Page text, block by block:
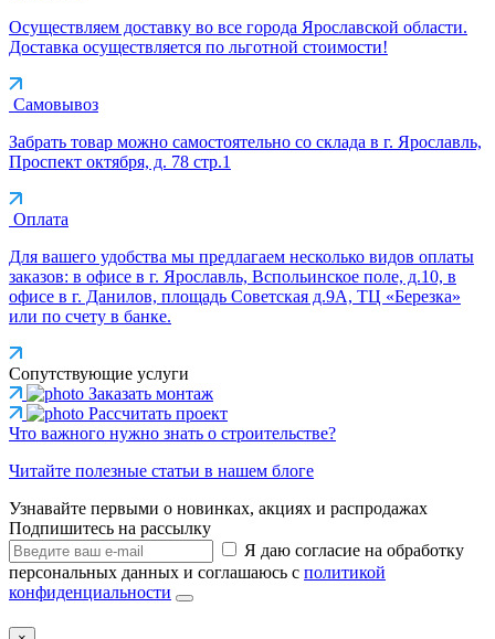
Осуществляем доставку во все города Ярославской области.
Доставка осуществляется по льготной стоимости!
Самовывоз
Забрать товар можно самостоятельно со склада в г. Ярославль,
Проспект октября, д. 78 стр.1
Оплата
Для вашего удобства мы предлагаем несколько видов оплаты
заказов: в офисе в г. Ярославль, Вспольинское поле, д.10, в
офисе в г. Данилов, площадь Советская д.9А, ТЦ «Березка»
или по счету в банке.
Сопутствующие услуги
Заказать монтаж
Рассчитать проект
Что важного нужно знать о строительстве?
Читайте полезные статьи в нашем блоге
Узнавайте первыми о новинках, акциях и распродажах
Подпишитесь на рассылку
Я даю согласие на обработку
персональных данных и соглашаюсь с политикой
конфиденциальности